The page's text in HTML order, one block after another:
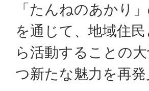
「たんねのあかり
を通じて、地域住
ら活動することの
つ新たな魅力を再